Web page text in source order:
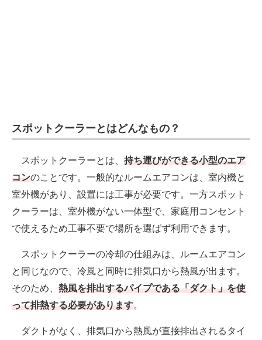
スポットクーラーとはどんなもの？
スポットクーラーとは、 持ち運びができる小型のエア
コンのことです。一般的なルームエアコンは、室内機と
室外機があり、設置には工事が必要です。一方スポット
クーラーは、室外機がない一体型で、家庭用コンセント
で使えるため工事不要で場所を選ばず利用できます。
スポットクーラーの冷却の仕組みは、ルームエアコン
と同じなので、冷風と同時に排気口から熱風が出ます。
そのため、 熱風を排出するパイプである「ダクト」を使
って排熱する必要があります。
ダクトがなく、排気口から熱風が直接排出されるタイ